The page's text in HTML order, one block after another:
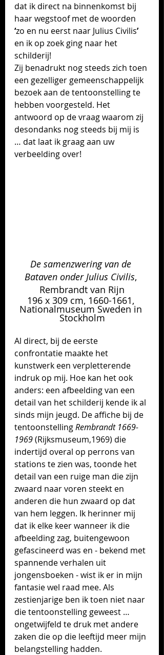
dat ik direct na binnenkomst bij
haar wegstoof met de woorden
‘zo en nu eerst naar Julius Civilis’
en ik op zoek ging naar het
schilderij!
Zij benadrukt nog steeds zich toen
een gezelliger gemeenschappelijk
bezoek aan de tentoonstelling te
hebben voorgesteld. Het
antwoord op de vraag waarom zij
desondanks nog steeds bij mij is
… dat laat ik graag aan uw
verbeelding over!
De samenzwering van de
Bataven onder Julius Civilis,
Rembrandt van Rijn
196 x 309 cm, 1660-1661,
Nationalmuseum Sweden in
Stockholm
Al direct, bij de eerste
confrontatie maakte het
kunstwerk een verpletterende
indruk op mij. Hoe kan het ook
anders: een afbeelding van een
detail van het schilderij kende ik al
sinds mijn jeugd. De affiche bij de
tentoonstelling Rembrandt 1669-
1969 (Rijksmuseum,1969) die
indertijd overal op perrons van
stations te zien was, toonde het
detail van een ruige man die zijn
zwaard naar voren steekt en
anderen die hun zwaard op dat
van hem leggen. Ik herinner mij
dat ik elke keer wanneer ik die
afbeelding zag, buitengewoon
gefascineerd was en - bekend met
spannende verhalen uit
jongensboeken - wist ik er in mijn
fantasie wel raad mee. Als
zestienjarige ben ik toen niet naar
die tentoonstelling geweest …
ongetwijfeld te druk met andere
zaken die op die leeftijd meer mijn
belangstelling hadden.